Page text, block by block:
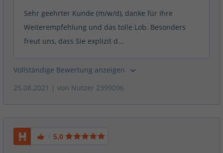
Sehr geehrter Kunde (m/w/d), danke für Ihre
Weiterempfehlung und das tolle Lob. Besonders
freut uns, dass Sie explizit d...
Vollständige Bewertung anzeigen
25.08.2021 | von Nutzer 2399096
5,0